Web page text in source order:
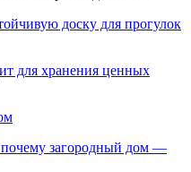
доску для прогулок
для хранения ценных
загородный дом —